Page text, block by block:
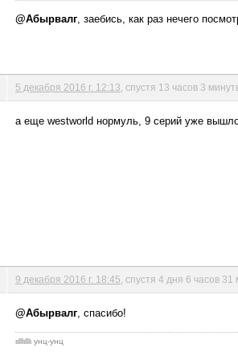
@Абырвалг, заебись, как раз нечего
5 декабря 2016 г. 12:13 , спустя 13 часов 3
а еще westworld нормуль, 9 серий уже
9 декабря 2016 г. 18:45 , спустя 4 дня 6 часов 31
@Абырвалг, спасибо!
ιιlllιlllι унц-унц